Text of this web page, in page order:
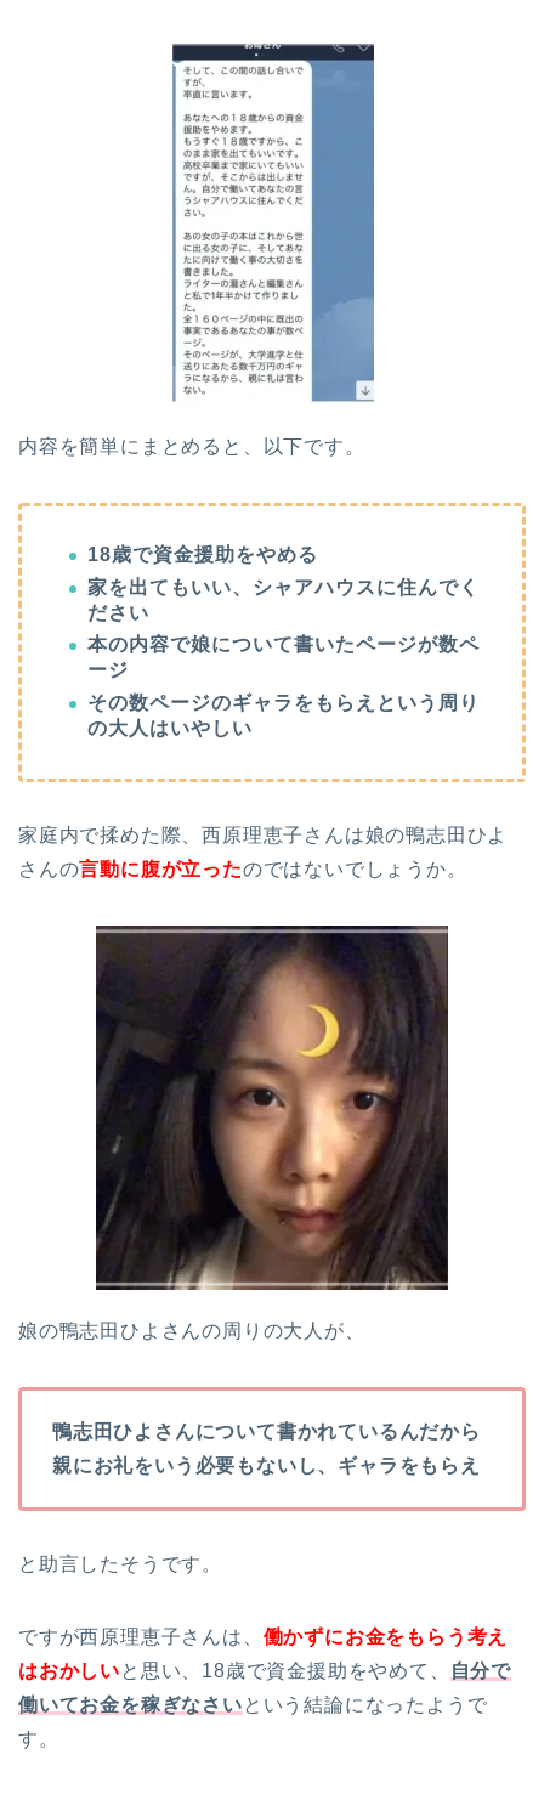
内容を簡単にまとめると、以下です。
18歳で資金援助をやめる
家を出てもいい、シャアハウスに住んでく
ださい
本の内容で娘について書いたページが数ペ
ージ
その数ページのギャラをもらえという周り
の大人はいやしい
家庭内で揉めた際、西原理恵子さんは娘の鴨志田ひよ
さんの言動に腹が立ったのではないでしょうか。
娘の鴨志田ひよさんの周りの大人が、
鴨志田ひよさんについて書かれているんだから
親にお礼をいう必要もないし、ギャラをもらえ
と助言したそうです。
ですが西原理恵子さんは、 働かずにお金をもらう考え
はおかしいと思い、18歳で資金援助をやめて、
自分で
働いてお金を稼ぎなさいという結論になったようで
す。